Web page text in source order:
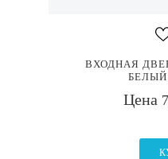
ВХОДНАЯ
Цена